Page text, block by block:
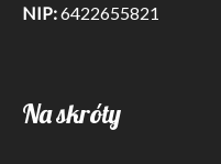
NIP:6422655821
Na skróty